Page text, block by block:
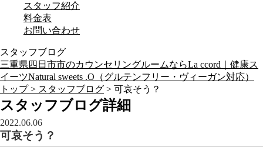
スタッフ紹介
料金表
お問い合わせ
スタッフブログ
三重県四日市市のカウンセリングルームならLa ccord｜健康ス
イーツNatural sweets .O（グルテンフリー・ヴィーガン対応）
トップ > スタッフブログ > 可哀そう？
スタッフブログ詳細
2022.06.06
可哀そう？